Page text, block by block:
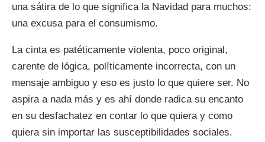
una sátira de lo que significa la Navidad para muchos:
una excusa para el consumismo.
La cinta es patéticamente violenta, poco original,
carente de lógica, políticamente incorrecta, con un
mensaje ambiguo y eso es justo lo que quiere ser. No
aspira a nada más y es ahí donde radica su encanto
en su desfachatez en contar lo que quiera y como
quiera sin importar las susceptibilidades sociales.